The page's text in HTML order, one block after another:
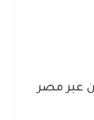
عبر مصر